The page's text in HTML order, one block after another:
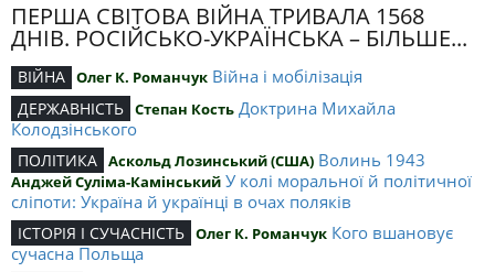
ПЕРША СВІТОВА ВІЙНА ТРИВАЛА 1568
ДНІВ. РОСІЙСЬКО-УКРАЇНСЬКА – БІЛЬШЕ...
ВІЙНА Олег К. Романчук Війна і мобілізація
ДЕРЖАВНІСТЬ Степан Кость Доктрина Михайла
Колодзінського
ПОЛІТИКА Аскольд Лозинський (США) Волинь 1943
Анджей Суліма-Камінський У колі моральної й політичної
сліпоти: Україна й українці в очах поляків
ІСТОРІЯ І СУЧАСНІСТЬ Олег К. Романчук Кого вшановує
сучасна Польща